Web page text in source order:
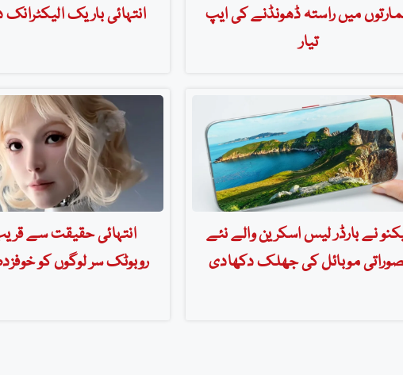
میں راستہ ڈھونڈنے کی ایپ
تیار
انتہائی باریک الیکٹرانک
نے بارڈر لیس اسکرین والے نئے
موبائل کی جھلک دکھادی
انتہائی حقیقت سے
روبوٹک سر لوگوں کو